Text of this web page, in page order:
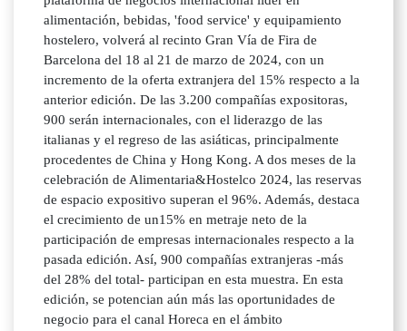
alimentación, bebidas, 'food service' y equipamiento
hostelero, volverá al recinto Gran Vía de Fira de
Barcelona del 18 al 21 de marzo de 2024, con un
incremento de la oferta extranjera del 15% respecto a la
anterior edición. De las 3.200 compañías expositoras,
900 serán internacionales, con el liderazgo de las
italianas y el regreso de las asiáticas, principalmente
procedentes de China y Hong Kong. A dos meses de la
celebración de Alimentaria&Hostelco 2024, las reservas
de espacio expositivo superan el 96%. Además, destaca
el crecimiento de un15% en metraje neto de la
participación de empresas internacionales respecto a la
pasada edición. Así, 900 compañías extranjeras -más
del 28% del total- participan en esta muestra. En esta
edición, se potencian aún más las oportunidades de
negocio para el canal Horeca en el ámbito